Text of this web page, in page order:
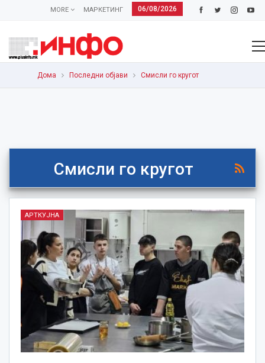
06/08/2026
МАРКЕТИНГ
MORE
Дома Последни објави Смисли го кругот
Смисли го кругот
АРТКУЈНА